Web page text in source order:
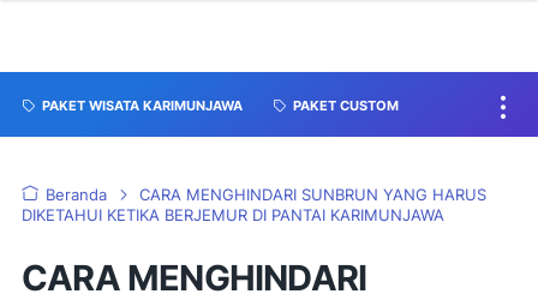
PAKET WISATA KARIMUNJAWA PAKET CUSTOM
Beranda
CARA MENGHINDARI SUNBRUN YANG HARUS
DIKETAHUI KETIKA BERJEMUR DI PANTAI KARIMUNJAWA
CARA MENGHINDARI